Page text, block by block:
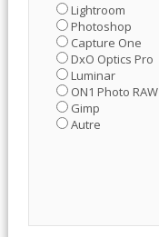
Lightroom
Photoshop
Capture One
DxO Optics Pro
Luminar
ON1 Photo RAW
Gimp
Autre